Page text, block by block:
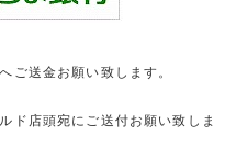
ご送金お願い致します。
ド店頭宛にご送付お願い致しま